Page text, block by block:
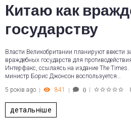
Китаю как
государству
Власти Великобритании планируют ввести
враждебных государств для
Интерфакс, ссылаясь на издание The
министр Борис Джонсон воспользуется…
5 років ago
841 0
детальніше